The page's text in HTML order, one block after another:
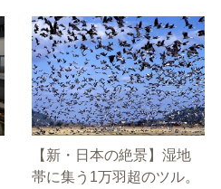
【新・日本の絶景】湿地
帯に集う1万羽超のツル。